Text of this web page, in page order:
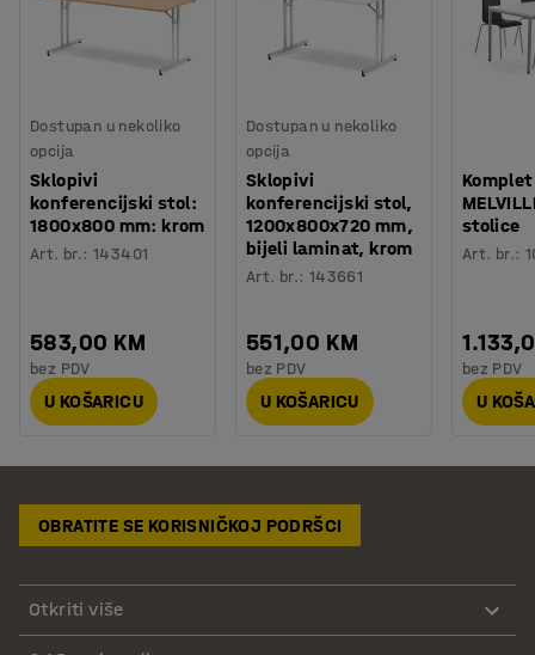
Dostupan u nekoliko
opcija
Sklopivi
konferencijski stol:
1800x800 mm: krom
Art. br.:143401
583,00 KM
bez PDV
U KOŠARICU
Dostupan u nekoliko
opcija
Sklopivi
konferencijski stol,
1200x800x720 mm,
bijeli laminat, krom
Art. br.: 143661
551,00 KM
bez PDV
U KOŠARICU
Komplet
stolice
Art. br.:
bez PDV
U
OBRATITE SE KORISNIČKOJ PODRŠCI
Otkriti više